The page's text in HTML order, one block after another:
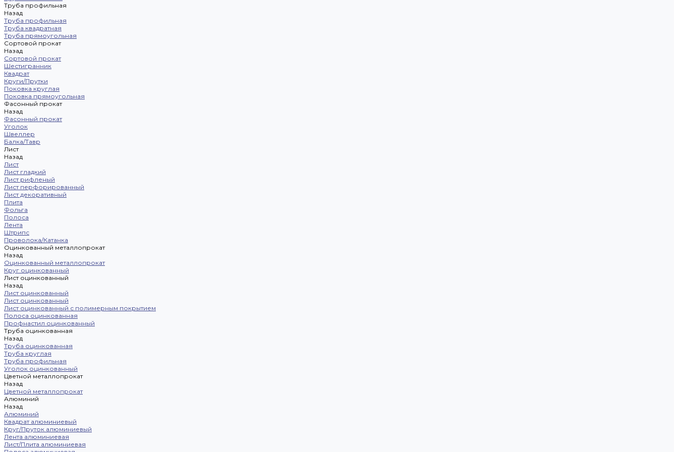
Труба профильная
Назад
Труба профильная
Труба квадратная
Труба прямоугольная
Сортовой прокат
Назад
Сортовой прокат
Шестигранник
Квадрат
Круги/Прутки
Поковка круглая
Поковка прямоугольная
Фасонный прокат
Назад
Фасонный прокат
Уголок
Швеллер
Балка/Тавр
Лист
Назад
Лист
Лист гладкий
Лист рифленый
Лист перфорированный
Лист декоративный
Плита
Фольга
Полоса
Лента
Штрипс
Проволока/Катанка
Оцинкованный металлопрокат
Назад
Оцинкованный металлопрокат
Круг оцинкованный
Лист оцинкованный
Назад
Лист оцинкованный
Лист оцинкованный
Лист оцинкованный с полимерным покрытием
Полоса оцинкованная
Профнастил оцинкованный
Труба оцинкованная
Назад
Труба оцинкованная
Труба круглая
Труба профильная
Уголок оцинкованный
Цветной металлопрокат
Назад
Цветной металлопрокат
Алюминий
Назад
Алюминий
Квадрат алюминиевый
Круг/Пруток алюминиевый
Лента алюминиевая
Лист/Плита алюминиевая